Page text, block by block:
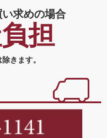
求めの場合
担
きます。